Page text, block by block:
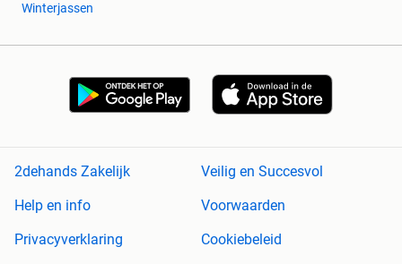
Winterjassen
2dehands Zakelijk
Veilig en Succesvol
Help en info
Voorwaarden
Privacyverklaring
Cookiebeleid